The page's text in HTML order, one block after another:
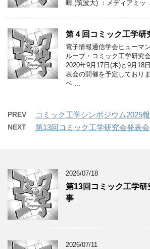
晴 (筑波大) ：メディアミッ
第４回コミック工学研
電子情報通信学会ヒューマ
ループ・コミック工学研究
2020年9月17日(木)と9月18
表会の開催を予定しており
ベ …
PREV コミック工学シンポジウム2025
NEXT 第13回コミック工学研究会発表
2026/07/18
第13回コミック工学
事
2026/07/11